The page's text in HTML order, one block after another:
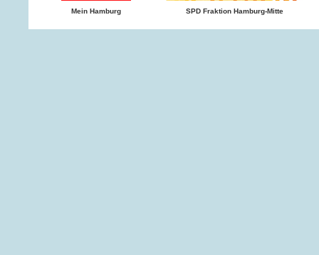
Mein Hamburg SPD Fraktion Hamburg-Mitte